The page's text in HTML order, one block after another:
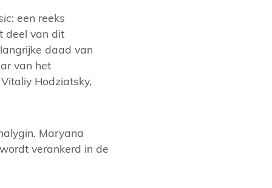
: een reeks
deel van dit
daad van
van het
Hodziatsky,
Maryana
verankerd in de